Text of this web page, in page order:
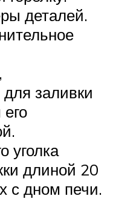
деталей.
заливки
уголка
длиной 20
с дном печи.